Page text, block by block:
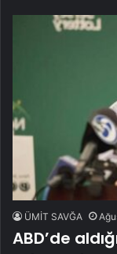
ÜMİT SAVĞA
ABD’de